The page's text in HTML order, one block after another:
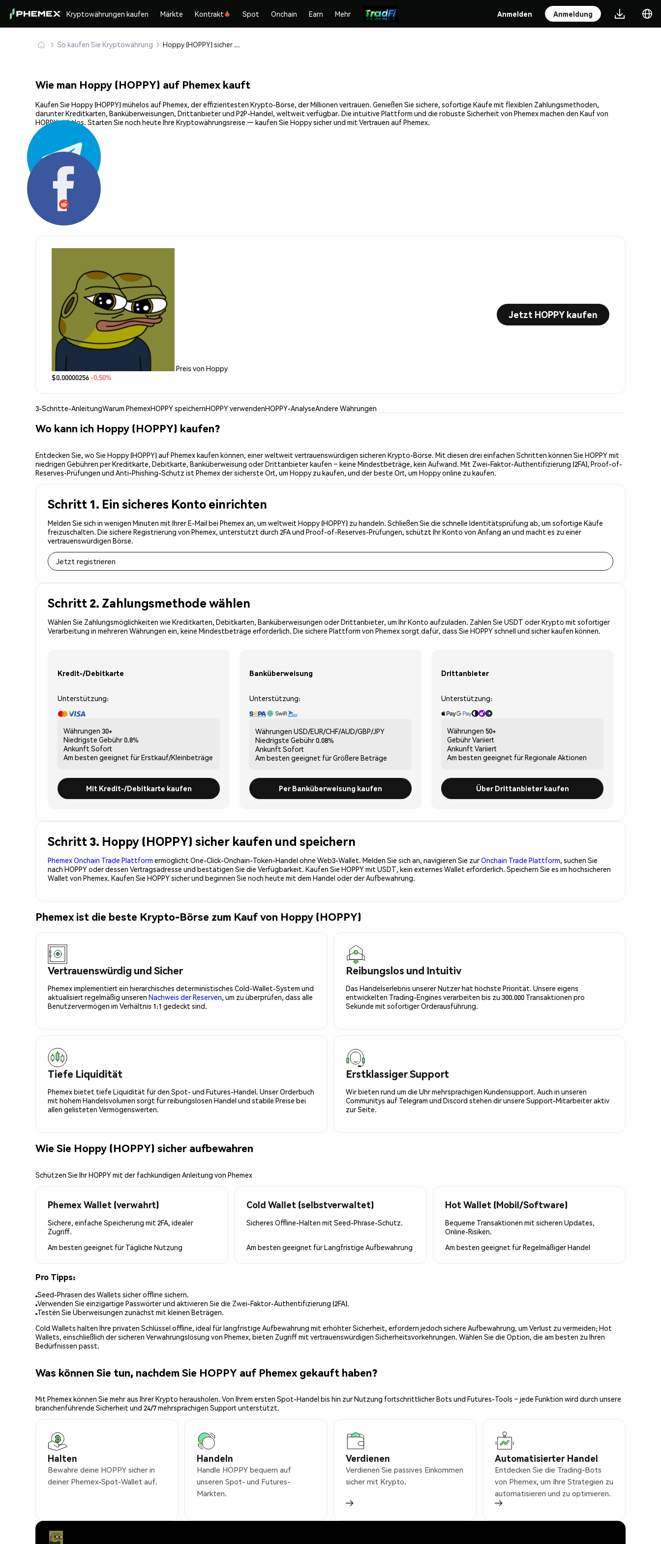
Kryptowährungen kaufen Märkte Kontrakt Spot Onchain Earn Mehr Anmelden Anmeldung
So kaufen Sie Kryptowährung Hoppy (HOPPY) sicher kaufen und speichern
Wie man Hoppy (HOPPY) auf Phemex kauft
Kaufen Sie Hoppy (HOPPY) mühelos auf Phemex, der effizientesten Krypto-Börse, der Millionen vertrauen. Genießen Sie sichere, sofortige Käufe mit flexiblen Zahlungsmethoden,
darunter Kreditkarten, Banküberweisungen, Drittanbieter und P2P-Handel, weltweit verfügbar. Die intuitive Plattform und die robuste Sicherheit von Phemex machen den Kauf von
HOPPY nahtlos. Starten Sie noch heute Ihre Kryptowährungsreise — kaufen Sie Hoppy sicher und mit Vertrauen auf Phemex.
Preis von Hoppy
$0.00000256 -0.50%
Jetzt HOPPY kaufen
3-Schritte-AnleitungWarum PhemexHOPPY speichernHOPPY verwendenHOPPY-AnalyseAndere Währungen
Wo kann ich Hoppy (HOPPY) kaufen?
Entdecken Sie, wo Sie Hoppy (HOPPY) auf Phemex kaufen können, einer weltweit vertrauenswürdigen sicheren Krypto-Börse. Mit diesen drei einfachen Schritten können Sie HOPPY mit
niedrigen Gebühren per Kreditkarte, Debitkarte, Banküberweisung oder Drittanbieter kaufen – keine Mindestbeträge, kein Aufwand. Mit Zwei-Faktor-Authentifizierung (2FA), Proof-of-
Reserves-Prüfungen und Anti-Phishing-Schutz ist Phemex der sicherste Ort, um Hoppy zu kaufen, und der beste Ort, um Hoppy online zu kaufen.
Schritt 1. Ein sicheres Konto einrichten
Melden Sie sich in wenigen Minuten mit Ihrer E-Mail bei Phemex an, um weltweit Hoppy (HOPPY) zu handeln. Schließen Sie die schnelle Identitätsprüfung ab, um sofortige Käufe
freizuschalten. Die sichere Registrierung von Phemex, unterstützt durch 2FA und Proof-of-Reserves-Prüfungen, schützt Ihr Konto von Anfang an und macht es zu einer
vertrauenswürdigen Börse.
Jetzt registrieren
Schritt 2. Zahlungsmethode wählen
Wählen Sie Zahlungsmöglichkeiten wie Kreditkarten, Debitkarten, Banküberweisungen oder Drittanbieter, um Ihr Konto aufzuladen. Zahlen Sie USDT oder Krypto mit sofortiger
Verarbeitung in mehreren Währungen ein, keine Mindestbeträge erforderlich. Die sichere Plattform von Phemex sorgt dafür, dass Sie HOPPY schnell und sicher kaufen können.
Kredit-/Debitkarte
Unterstützung:
Währungen 30+
Niedrigste Gebühr0.8%
Ankunft Sofort
Am besten geeignet fürErstkauf/Kleinbeträge
Mit Kredit-/Debitkarte kaufen
Banküberweisung
Unterstützung:
Währungen USD/EUR/CHF/AUD/GBP/JPY
Niedrigste Gebühr0.08%
Ankunft Sofort
Am besten geeignet fürGrößere Beträge
Per Banküberweisung kaufen
Drittanbieter
Unterstützung:
Währungen 50+
GebührVariiert
Ankunft Variiert
Am besten geeignet fürRegionale Aktionen
Über Drittanbieter kaufen
Schritt 3. Hoppy (HOPPY) sicher kaufen und speichern
Phemex Onchain Trade Plattform ermöglicht One-Click-Onchain-Token-Handel ohne Web3-Wallet. Melden Sie sich an, navigieren Sie zurOnchain Trade Plattform, suchen Sie
nach HOPPY oder dessen Vertragsadresse und bestätigen Sie die Verfügbarkeit. Kaufen Sie HOPPY mit USDT, kein externes Wallet erforderlich. Speichern Sie es im hochsicheren
Wallet von Phemex. Kaufen Sie HOPPY sicher und beginnen Sie noch heute mit dem Handel oder der Aufbewahrung.
Phemex ist die beste Krypto-Börse zum Kauf von Hoppy (HOPPY)
Vertrauenswürdig und Sicher
Phemex implementiert ein hierarchisches deterministisches Cold-Wallet-System und
aktualisiert regelmäßig unseren Nachweis der Reserven, um zu überprüfen, dass alle
Benutzervermögen im Verhältnis 1:1 gedeckt sind.
Reibungslos und Intuitiv
Das Handelserlebnis unserer Nutzer hat höchste Priorität. Unsere eigens
entwickelten Trading-Engines verarbeiten bis zu 300.000 Transaktionen pro
Sekunde mit sofortiger Orderausführung.
Tiefe Liquidität
Phemex bietet tiefe Liquidität für den Spot- und Futures-Handel. Unser Orderbuch
mit hohem Handelsvolumen sorgt für reibungslosen Handel und stabile Preise bei
allen gelisteten Vermögenswerten.
Erstklassiger Support
Wir bieten rund um die Uhr mehrsprachigen Kundensupport. Auch in unseren
Communitys auf Telegram und Discord stehen dir unsere Support-Mitarbeiter aktiv
zur Seite.
Wie Sie Hoppy (HOPPY) sicher aufbewahren
Schützen Sie Ihr HOPPY mit der fachkundigen Anleitung von Phemex
Phemex Wallet (verwahrt)
Sichere, einfache Speicherung mit 2FA, idealer
Zugriff.
Am besten geeignet für Tägliche Nutzung
Cold Wallet (selbstverwaltet)
Sicheres Offline-Halten mit Seed-Phrase-Schutz.
Am besten geeignet fürLangfristige Aufbewahrung
Hot Wallet (Mobil/Software)
Bequeme Transaktionen mit sicheren Updates,
Online-Risiken.
Am besten geeignet fürRegelmäßiger Handel
Pro Tipps:
Seed-Phrasen des Wallets sicher offline sichern.
Verwenden Sie einzigartige Passwörter und aktivieren Sie die Zwei-Faktor-Authentifizierung (2FA).
Testen Sie Überweisungen zunächst mit kleinen Beträgen.
Cold Wallets halten Ihre privaten Schlüssel offline, ideal für langfristige Aufbewahrung mit erhöhter Sicherheit, erfordern jedoch sichere Aufbewahrung, um Verlust zu vermeiden; Hot
Wallets, einschließlich der sicheren Verwahrungslösung von Phemex, bieten Zugriff mit vertrauenswürdigen Sicherheitsvorkehrungen. Wählen Sie die Option, die am besten zu Ihren
Bedürfnissen passt.
Was können Sie tun, nachdem Sie HOPPY auf Phemex gekauft haben?
Mit Phemex können Sie mehr aus Ihrer Krypto herausholen. Von Ihrem ersten Spot-Handel bis hin zur Nutzung fortschrittlicher Bots und Futures-Tools – jede Funktion wird durch unsere
branchenführende Sicherheit und 24/7 mehrsprachigen Support unterstützt.
Halten
Bewahre deine HOPPY sicher in
deiner Phemex-Spot-Wallet auf.
Handeln
Handle HOPPY bequem auf
unseren Spot- und Futures-
Märkten.
Verdienen
Verdienen Sie passives Einkommen
sicher mit Krypto.
Automatisierter Handel
Entdecken Sie die Trading-Bots
von Phemex, um Ihre Strategien zu
automatisieren und zu optimieren.